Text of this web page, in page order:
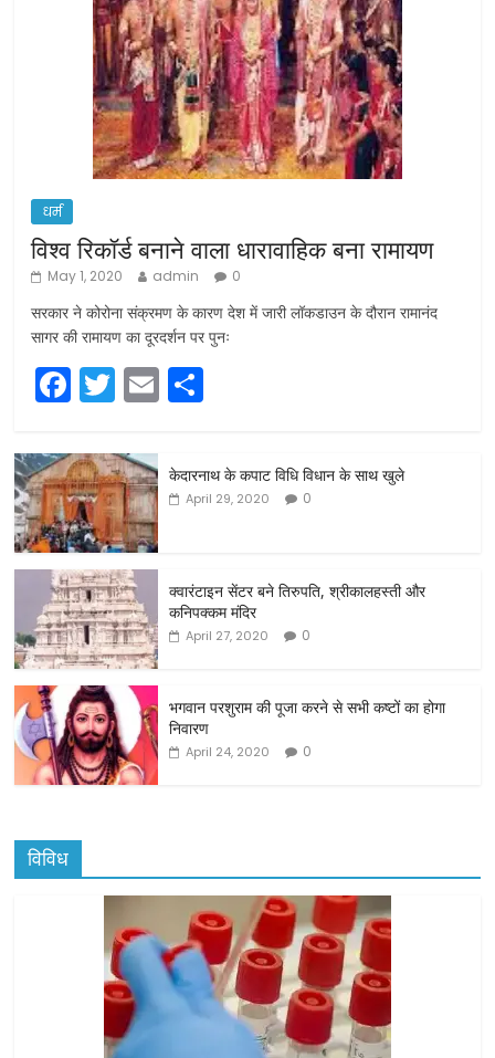
धर्म
विश्व रिकॉर्ड बनाने वाला धारावाहिक बना रामायण
May 1, 2020 admin 0
सरकार ने कोरोना संक्रमण के कारण देश में जारी लॉकडाउन के दौरान रामानंद
सागर की रामायण का दूरदर्शन पर पुनः
F
a
c
e
b
o
o
k
T
w
itt
er
E
m
ai ar
e
केदारनाथ के कपाट विधि विधान के साथ खुले
April 29, 2020 0
क्वारंटाइन सेंटर बने तिरुपति, श्रीकालहस्ती और
कनिपक्कम मंदिर
April 27, 2020 0
भगवान परशुराम की पूजा करने से सभी कष्टों का होगा
निवारण
April 24, 2020 0
विविध